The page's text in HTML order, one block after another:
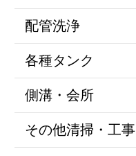
配管洗浄
各種タンク
側溝・会所
その他清掃・工事